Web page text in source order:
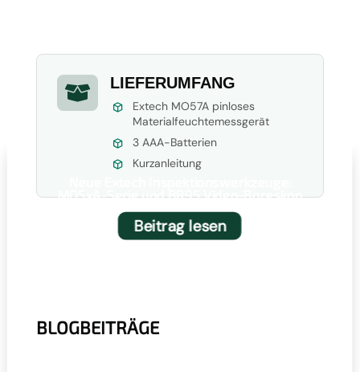
 LIEFERUMFANG
Extech MO57A pinloses
Materialfeuchtemessgerät
3 AAA-Batterien
Kurzanleitung
BLOGBEITRÄGE
MO5xA-Serie und BR95 Video-Boreskop
Beitrag lesen